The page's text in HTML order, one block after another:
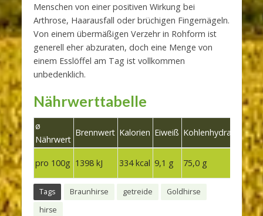
Menschen von einer positiven Wirkung bei
Arthrose, Haarausfall oder brüchigen Fingernägeln.
Von einem übermäßigen Verzehr in Rohform ist
generell eher abzuraten, doch eine Menge von
einem Esslöffel am Tag ist vollkommen
unbedenklich.
Nährwerttabelle
ø
Nährwert
Brennwert Kalorien Eiweiß Kohlenhydrate Fett
pro 100g 1398 kJ 334 kcal 9,1 g 75,0 g
2,1
g
Tags Braunhirse getreide
Goldhirse
hirse